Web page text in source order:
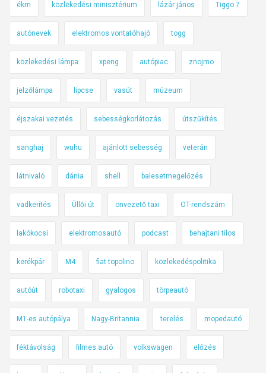
ékm közlekedési minisztérium lázár jános Tiggo 7
autónevek elektromos vontatóhajó togg
közlekedési lámpa xpeng autópiac znojmo
jelzőlámpa lipcse vasút múzeum
éjszakai vezetés sebességkorlátozás útszűkítés
sanghaj wuhu ajánlott sebesség veterán
látnivaló dánia shell balesetmegelőzés
vadkerítés Üllői út önvezető taxi OT-rendszám
lakókocsi elektromosautó podcast behajtani tilos
kerékpár M4 fiat topolino közlekedéspolitika
autóút robotaxi gyalogos törpeautó
M1-es autópálya Nagy-Britannia terelés mopedautó
féktávolság filmes autó volkswagen előzés